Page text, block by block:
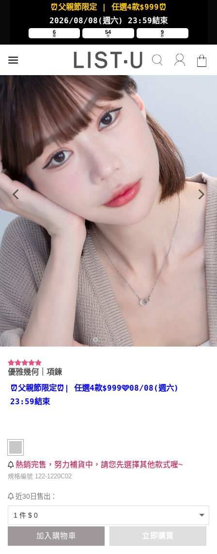
⏰父親節限定 | 任選4款$999⏰
2026/08/08(週六) 23:59結束
6
時
54
分
9
秒
評分5.00
1
位顧客進行
評分
優雅幾何｜項鍊
⏰父親節限定⏰ | 任選4款$999🩷08/08(週六)
23:59結束
熱銷完售，努力補貨中，請您先選擇其他款式喔~
規格編號 122-1220C02
近30日售出：
加入購物車 立即購買